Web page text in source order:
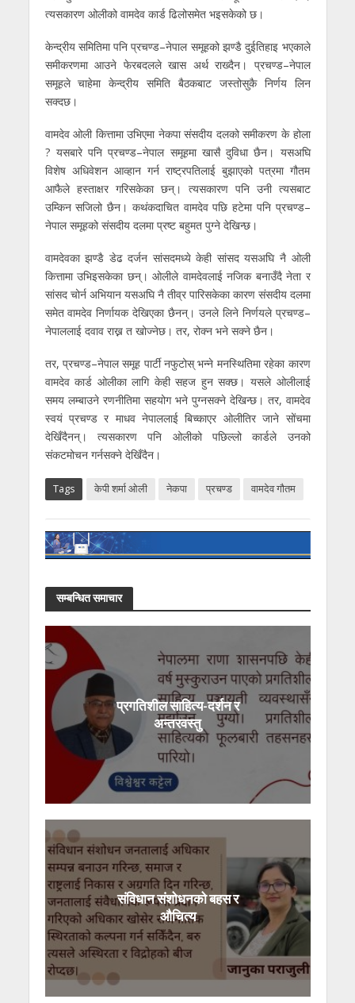
त्यसकारण ओलीको वामदेव कार्ड ढिलोसमेत भइसकेको छ।
केन्द्रीय समितिमा पनि प्रचण्ड–नेपाल समूहको झण्डै दुईतिहाइ भएकाले
समीकरणमा आउने फेरबदलले खास अर्थ राख्दैन। प्रचण्ड–नेपाल
समूहले चाहेमा केन्द्रीय समिति बैठकबाट जस्तोसुकै निर्णय लिन
सक्दछ।
वामदेव ओली कित्तामा उभिएमा नेकपा संसदीय दलको समीकरण के होला
? यसबारे पनि प्रचण्ड–नेपाल समूहमा खासै दुविधा छैन। यसअघि
विशेष अधिवेशन आव्हान गर्न राष्ट्रपतिलाई बुझाएको पत्रमा गौतम
आफैले हस्ताक्षर गरिसकेका छन्। त्यसकारण पनि उनी त्यसबाट
उम्किन सजिलो छैन। कथंकदाचित वामदेव पछि हटेमा पनि प्रचण्ड–
नेपाल समूहको संसदीय दलमा प्रष्ट बहुमत पुग्ने देखिन्छ।
वामदेवका झण्डै डेढ दर्जन सांसदमध्ये केही सांसद यसअघि नै ओली
कित्तामा उभिइसकेका छन्। ओलीले वामदेवलाई नजिक बनाउँदै नेता र
सांसद चोर्न अभियान यसअघि नै तीव्र पारिसकेका कारण संसदीय दलमा
समेत वामदेव निर्णायक देखिएका छैनन्। उनले लिने निर्णयले प्रचण्ड–
नेपाललाई दवाव राख्न त खोज्नेछ। तर, रोक्न भने सक्ने छैन।
तर, प्रचण्ड–नेपाल समूह पार्टी नफुटोस् भन्ने मनस्थितिमा रहेका कारण
वामदेव कार्ड ओलीका लागि केही सहज हुन सक्छ। यसले ओलीलाई
समय लम्बाउने रणनीतिमा सहयोग भने पुग्नसक्ने देखिन्छ। तर, वामदेव
स्वयं प्रचण्ड र माधव नेपाललाई बिच्काएर ओलीतिर जाने सोंचमा
देखिँदैनन्। त्यसकारण पनि ओलीको पछिल्लो कार्डले उनको
संकटमोचन गर्नसक्ने देखिँदैन।
Tags केपी शर्मा ओली नेकपा प्रचण्ड वामदेव गाैतम
सम्बन्धित समाचार
प्रगतिशील साहित्य-दर्शन र
अन्तरवस्तु
संविधान संशोधनको बहस र
औचित्य